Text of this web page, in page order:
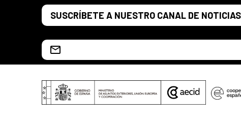
Saltar al contenido principal
SUSCRÍBETE A NUESTRO CANAL DE NOTICIAS